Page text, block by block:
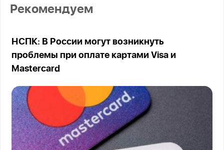
Рекомендуем
НСПК: В России могут возникнуть
проблемы при оплате картами Visa и
Mastercard